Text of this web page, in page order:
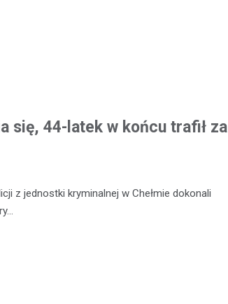
się, 44-latek w końcu trafił za
z jednostki kryminalnej w Chełmie dokonali